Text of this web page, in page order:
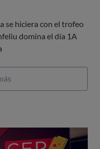
se hiciera con el trofeo
domina el día 1A